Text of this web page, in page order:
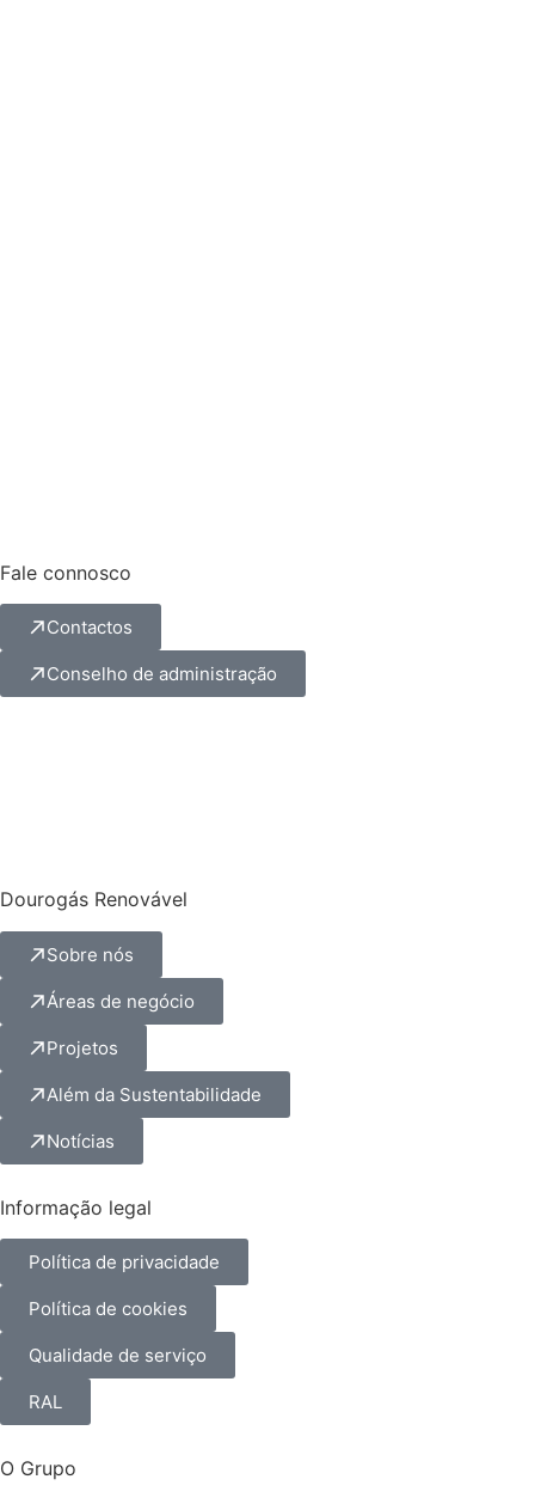
Fale connosco
Contactos
Conselho de administração
Dourogás Renovável
Sobre nós
Áreas de negócio
Projetos
Além da Sustentabilidade
Notícias
Informação legal
Política de privacidade
Política de cookies
Qualidade de serviço
RAL
O Grupo